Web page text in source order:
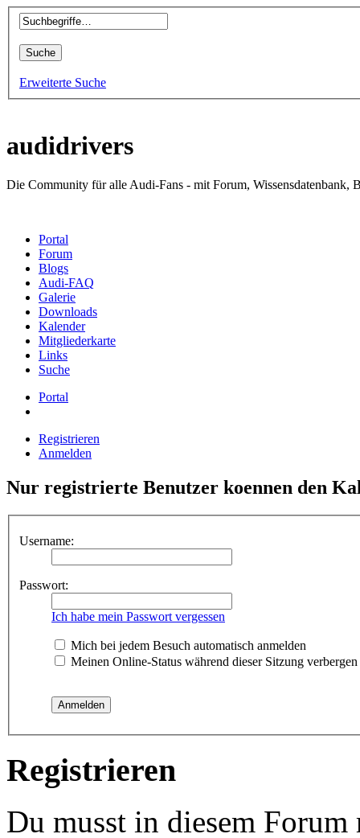
Erweiterte Suche
audidrivers
Portal
Forum
Blogs
Audi-FAQ
Galerie
Downloads
Kalender
Mitgliederkarte
Links
Suche
Portal
Anmelden
Nur registrierte Benutzer koennen den
Passwort:
Ich habe mein Passwort vergessen
Meinen Online-Status während dieser Sitzung verbergen
Registrieren